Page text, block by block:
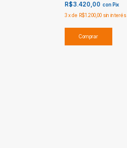
R$3.420,00 con Pix
3 x de R$1.200,00 sin interés
Comprar